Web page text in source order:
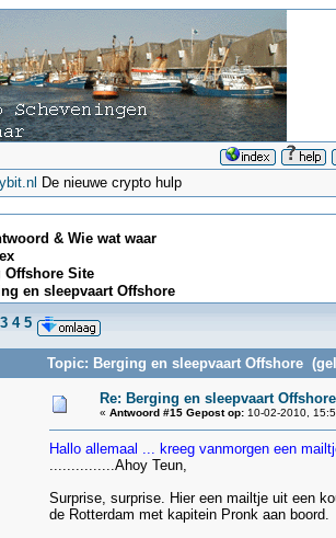
De nieuwe crypto hulp
& Wie wat waar
Offshore Site
en sleepvaart Offshore
3 4 5
Topic: Berging en sleepvaart Offshore
Re: Berging en sleepvaart Offshore
« Antwoord #15 Gepost op:10-02-2010,
Hallo allemaal ... kreeg vanmorgen een
...............Ahoy Teun,
Surprise, surprise. Hier een mailtje uit een
de Rotterdam met kapitein Pronk aan boord.